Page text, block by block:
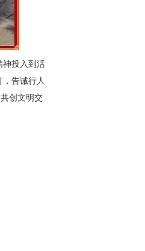
神投入到活
告诫行人
创文明交